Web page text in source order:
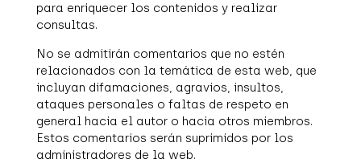
para enriquecer los contenidos y realizar
consultas.
No se admitirán comentarios que no estén
relacionados con la temática de esta web, que
incluyan difamaciones, agravios, insultos,
ataques personales o faltas de respeto en
general hacia el autor o hacia otros miembros.
Estos comentarios serán suprimidos por los
administradores de la web.